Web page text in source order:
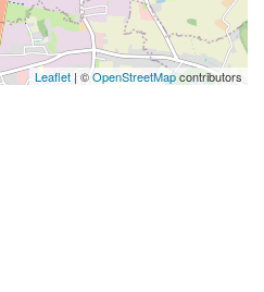
Leaflet | ©OpenStreetMapcontributors